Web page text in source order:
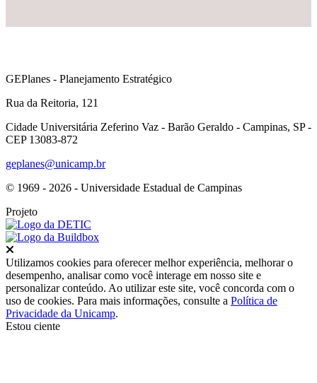
GEPlanes - Planejamento Estratégico
Rua da Reitoria, 121
Cidade Universitária Zeferino Vaz - Barão Geraldo - Campinas, SP -
CEP 13083-872
geplanes@unicamp.br
© 1969 - 2026 - Universidade Estadual de Campinas
Projeto
Utilizamos cookies para oferecer melhor experiência, melhorar o
desempenho, analisar como você interage em nosso site e
personalizar conteúdo. Ao utilizar este site, você concorda com o
uso de cookies. Para mais informações, consulte a Política de
Privacidade da Unicamp.
Estou ciente